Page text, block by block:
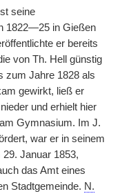
seine
1822—25 in Gießen
er bereits
von Th. Hell günstig
zum Jahre 1828 als
gewirkt, ließ er
und erhielt hier
Gymnasium. Im J.
war er in seinem
Januar 1853,
das Amt eines
Stadtgemeinde. N.